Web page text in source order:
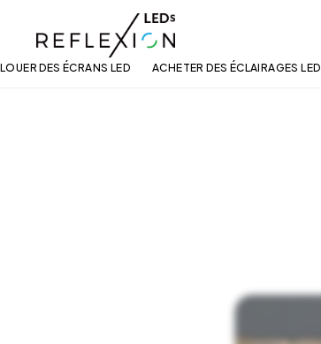
LOUER DES ÉCRANS LED ACHETER DES ÉCLAIRAGES LED